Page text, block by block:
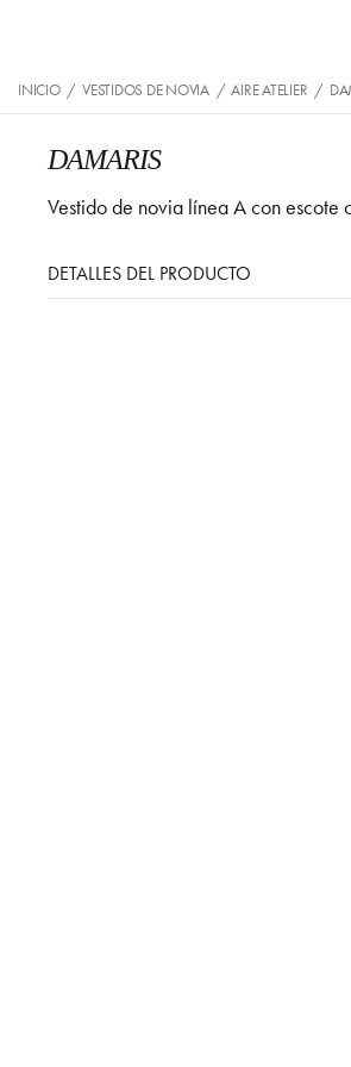
INICIO / VESTIDOS DE NOVIA / AIRE ATELIER /
DAMARIS
Vestido de novia línea A con
DETALLES DEL PRODUCTO